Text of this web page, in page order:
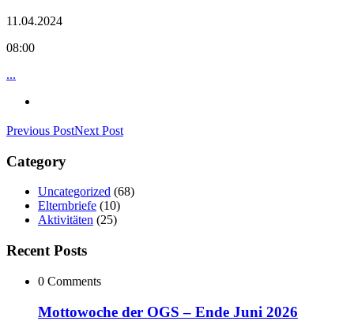
11.04.2024
08:00
...
Previous PostNext Post
Category
Uncategorized (68)
Elternbriefe (10)
Aktivitäten (25)
Recent Posts
0 Comments
Mottowoche der OGS – Ende Juni 2026